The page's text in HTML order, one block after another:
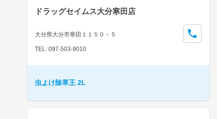
ドラッグセイムス大分寒田店
大分県大分市寒田１１５０－５
TEL: 097-503-9010
虫よけ除草王 2L